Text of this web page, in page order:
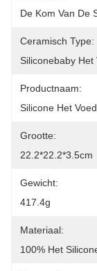
De Kom Van De
Ceramisch Type:
Siliconebaby
Productnaam:
Silicone Het
Grootte:
22.2*22.2*3.5cm
Gewicht:
417.4g
Materiaal:
100% Het